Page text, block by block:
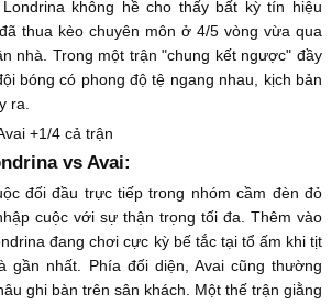
không hề cho thấy bất kỳ tín hiệu
thua kèo chuyên môn ở 4/5 vòng vừa qua
nhà. Trong một trận "chung kết ngược" đầy
bóng có phong độ tệ ngang nhau, kịch bản
ra.
+1/4 cả trận
vs Avai:
đối đầu trực tiếp trong nhóm cầm đèn đỏ
cuộc với sự thận trọng tối đa. Thêm vào
đang chơi cực kỳ bế tắc tại tổ ấm khi tịt
gần nhất. Phía đối diện, Avai cũng thường
ghi bàn trên sân khách. Một thế trận giằng